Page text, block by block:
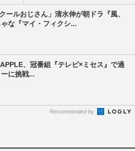
ールおじさん」清水伸が朝ドラ『風、
な『マイ・フィクシ...
、冠番組『テレビ×ミセス』で過
に挑戦...
Recommended by